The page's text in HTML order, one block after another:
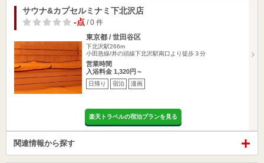
サウナ&カプセルミナミ下北沢店
-点 / 0 件
東京都 / 世田谷区
下北沢駅266m
小田急線/井の頭線下北沢駅南口より徒歩３分
営業時間
入浴料金 1,320円～
日帰り 宿泊 漫画
楽天トラベルの宿泊プランを見る
関連情報から探す